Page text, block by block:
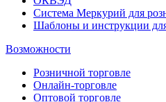
Система Меркурий для
Шаблоны и инструкции
Возможности
Розничной торговле
Онлайн-торговле
Оптовой торговле